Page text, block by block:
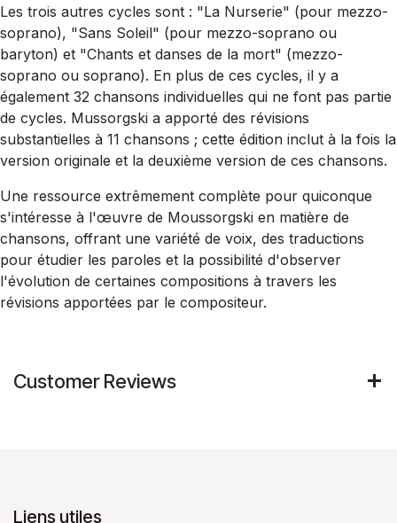
Les trois autres cycles sont : "La Nurserie" (pour mezzo-
soprano), "Sans Soleil" (pour mezzo-soprano ou
baryton) et "Chants et danses de la mort" (mezzo-
soprano ou soprano). En plus de ces cycles, il y a
également 32 chansons individuelles qui ne font pas partie
de cycles. Mussorgski a apporté des révisions
substantielles à 11 chansons ; cette édition inclut à la fois la
version originale et la deuxième version de ces chansons.
Une ressource extrêmement complète pour quiconque
s'intéresse à l'œuvre de Moussorgski en matière de
chansons, offrant une variété de voix, des traductions
pour étudier les paroles et la possibilité d'observer
l'évolution de certaines compositions à travers les
révisions apportées par le compositeur.
Customer Reviews
Liens utiles